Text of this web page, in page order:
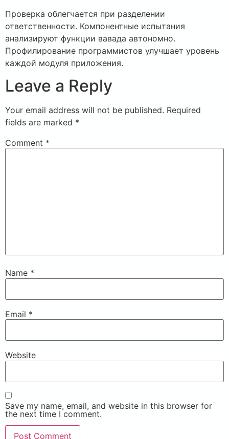
Проверка облегчается при разделении
ответственности. Компонентные испытания
анализируют функции вавада автономно.
Профилирование программистов улучшает уровень
каждой модуля приложения.
Leave a Reply
Your email address will not be published. Required
fields are marked *
Comment *
Name *
Email *
Website
Save my name, email, and website in this browser for
the next time I comment.